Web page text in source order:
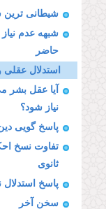
شیطانى ترین
شبهه عدم
حاضر
استدلال
آیا عقل بشر
نیاز شود؟
پاسخ گویى
تفاوت نسخ
ثانوى
پاسخ استدلال
سخن آخر